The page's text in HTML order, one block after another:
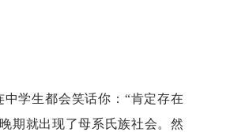
学生都会笑话你：“肯定存在
期就出现了母系氏族社会。然